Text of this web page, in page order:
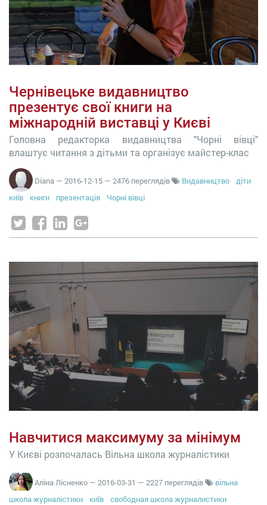
Чернівецьке видавництво
презентує свої книги на
міжнародній виставці у Києві
Головна редакторка видавництва "Чорні вівці"
влаштує читання з дітьми та організує майстер-клас
Diana — 2016-12-15 — 2476 переглядів Видавництво
діти
київ
книги презентація Чорні вівці
Навчитися максимуму за мінімум
У Києві розпочалась Вільна школа журналістики
Аліна Лісненко — 2016-03-31 — 2227 переглядів
вільна
школа журналістики
київ свободная школа журналистики